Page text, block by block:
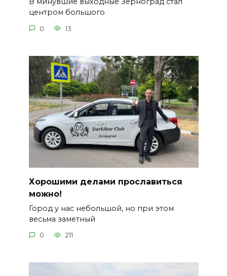
центром большого
0 13
Хорошими делами прославиться
можно!
Город у нас небольшой, но при этом
весьма заметный
0 211